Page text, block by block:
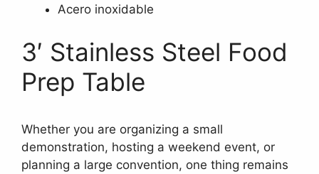
Acero inoxidable
3′ Stainless Steel Food
Prep Table
Whether you are organizing a small
demonstration, hosting a weekend event, or
planning a large convention, one thing remains